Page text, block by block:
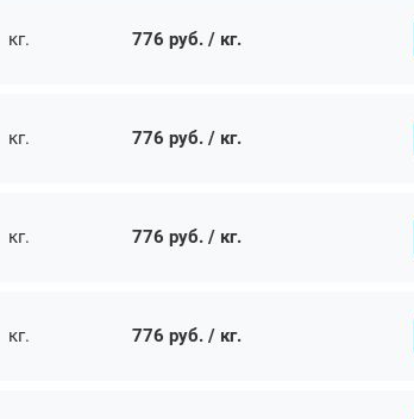
кг. 776 руб. / кг.
кг. 776 руб. / кг.
кг. 776 руб. / кг.
кг. 776 руб. / кг.